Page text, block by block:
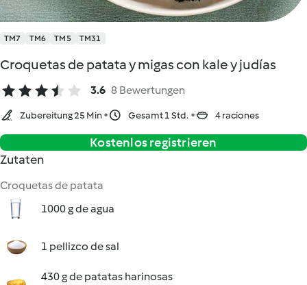
TM7 TM6 TM5 TM31
Croquetas de patata y migas con kale y judías
3.6 8 Bewertungen
Zubereitung 25 Min Gesamt 1 Std. 4 raciones
Kostenlos registrieren
Zutaten
Croquetas de patata
1000 g de agua
1 pellizco de sal
430 g de patatas harinosas